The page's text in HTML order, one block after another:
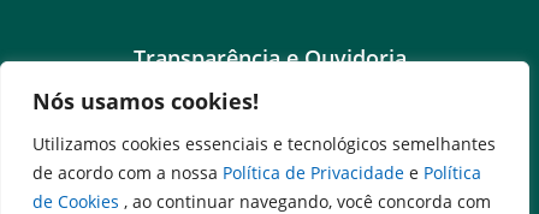
Nós usamos cookies!
Utilizamos cookies essenciais e tecnológicos semelhantes
de acordo com a nossa Política de Privacidade e Política
de Cookies , ao continuar navegando, você concorda com
Transparência e Ouvidoria
LGPD
Goiás Transparência
Dados Abertos Goiás
Ouvidoria Setorial